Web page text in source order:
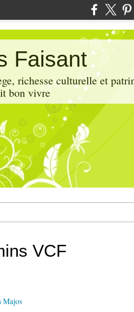
Faisant
richesse culturelle et
bon vivre
VCF